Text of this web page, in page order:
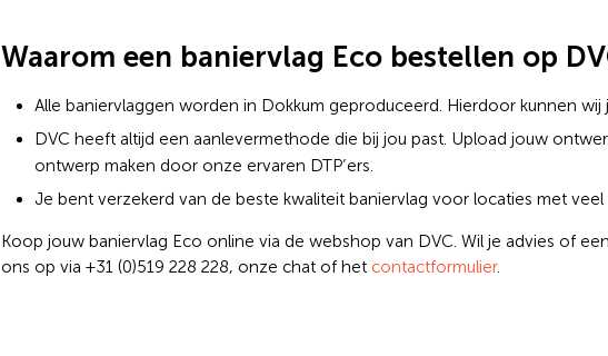
Waarom een baniervlag Eco bestellen op
Alle baniervlaggen worden in Dokkum geproduceerd. Hierdoor kunnen
DVC heeft altijd een aanlevermethode die bij jou past. Upload jouw
ontwerp maken door onze ervaren DTP’ers.
Je bent verzekerd van de beste kwaliteit baniervlag voor locaties met veel
Koop jouw baniervlag Eco online via de webshop van DVC. Wil je advies of
ons op via +31 (0)519 228 228, onze chat of het contactformulier.